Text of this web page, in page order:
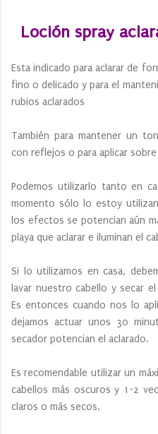
Loción spray
Esta indicado para aclarar de
fino o delicado y para el
rubios aclarados
También para mantener un
con reflejos o para aplicar
Podemos utilizarlo tanto en
momento sólo lo estoy
los efectos se potencian aún
playa que aclarar e iluminan el
Si lo utilizamos en casa,
lavar nuestro cabello y secar
Es entonces cuando nos lo
dejamos actuar unos 30
secador potencian el aclarado.
Es recomendable utilizar un
cabellos más oscuros y 1-2
claros o más secos.